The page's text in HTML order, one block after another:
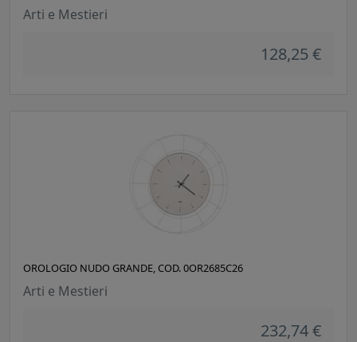
Arti e Mestieri
128,25 €
OROLOGIO NUDO GRANDE, COD. 0OR2685C26
Arti e Mestieri
232,74 €